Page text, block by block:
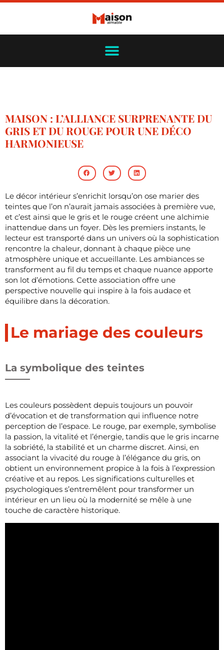
MAISON : L’ALLIANCE SURPRENANTE DU
GRIS ET DU ROUGE POUR UNE DÉCO
HARMONIEUSE
Le décor intérieur s’enrichit lorsqu’on ose marier des
teintes que l’on n’aurait jamais associées à première vue,
et c’est ainsi que le gris et le rouge créent une alchimie
inattendue dans un foyer. Dès les premiers instants, le
lecteur est transporté dans un univers où la sophistication
rencontre la chaleur, donnant à chaque pièce une
atmosphère unique et accueillante. Les ambiances se
transforment au fil du temps et chaque nuance apporte
son lot d’émotions. Cette association offre une
perspective nouvelle qui inspire à la fois audace et
équilibre dans la décoration.
Le mariage des couleurs
La symbolique des teintes
Les couleurs possèdent depuis toujours un pouvoir
d’évocation et de transformation qui influence notre
perception de l’espace. Le rouge, par exemple, symbolise
la passion, la vitalité et l’énergie, tandis que le gris incarne
la sobriété, la stabilité et un charme discret. Ainsi, en
associant la vivacité du rouge à l’élégance du gris, on
obtient un environnement propice à la fois à l’expression
créative et au repos. Les significations culturelles et
psychologiques s’entremêlent pour transformer un
intérieur en un lieu où la modernité se mêle à une
touche de caractère historique.